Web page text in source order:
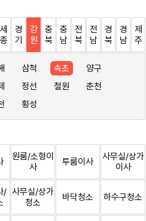
세
종
경
기
강
원
충
북
충
남
전
북
전
남
경
북
경
남
제
주
삼척 속초
양구
정선 철원
춘천
횡성
원룸/소형이
사
투룸이사
사무실/상가
이사
/ 사무실/상가
청소
바닥청소 하수구청소